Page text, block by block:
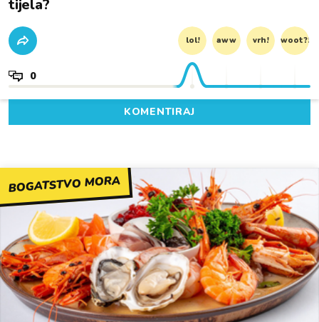
tijela?
lol! aww vrh! woot?!
0
KOMENTIRAJ
BOGATSTVO MORA